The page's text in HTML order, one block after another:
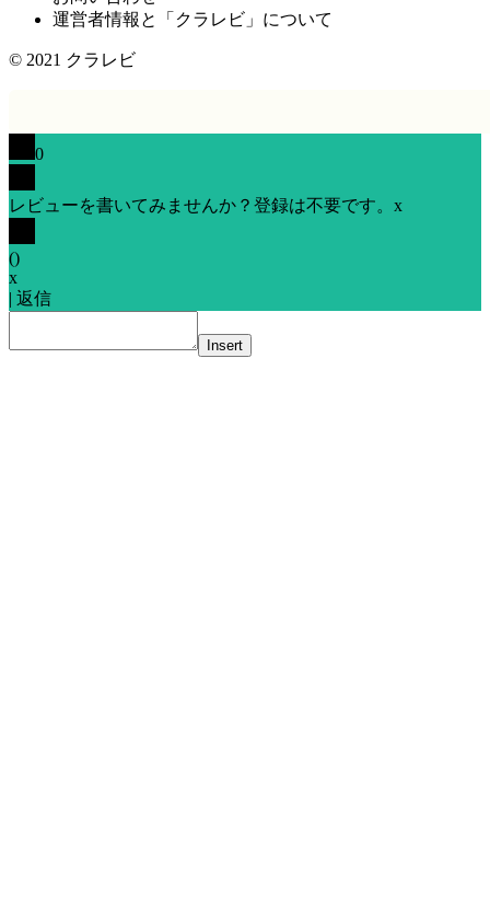
運営者情報と「クラレビ」について
© 2021 クラレビ
0
レビューを書いてみませんか？登録は不要です。 x
()
x
| 返信
Insert